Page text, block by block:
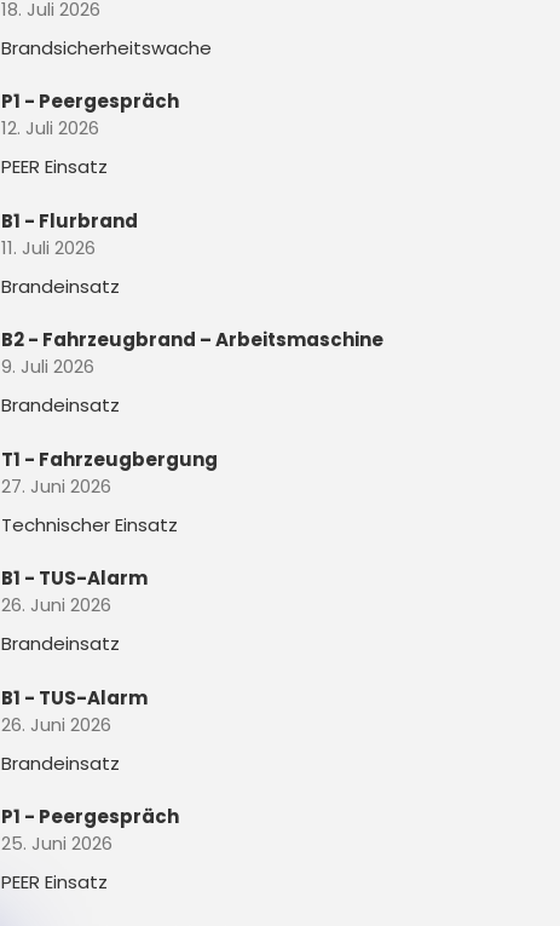
18. Juli 2026
Brandsicherheitswache
P1 - Peergespräch
12. Juli 2026
PEER Einsatz
B1 - Flurbrand
11. Juli 2026
Brandeinsatz
B2 - Fahrzeugbrand – Arbeitsmaschine
9. Juli 2026
Brandeinsatz
T1 - Fahrzeugbergung
27. Juni 2026
Technischer Einsatz
B1 - TUS-Alarm
26. Juni 2026
Brandeinsatz
B1 - TUS-Alarm
26. Juni 2026
Brandeinsatz
P1 - Peergespräch
25. Juni 2026
PEER Einsatz